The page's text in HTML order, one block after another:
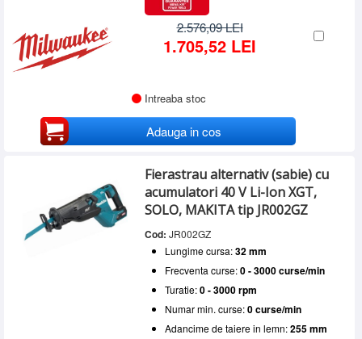
2.576,09 LEI
1.705,52 LEI
Intreaba stoc
Adauga in cos
Fierastrau alternativ (sabie) cu
acumulatori 40 V Li-Ion XGT,
SOLO, MAKITA tip JR002GZ
Cod: JR002GZ
Lungime cursa:32 mm
Frecventa curse:0 - 3000 curse/min
Turatie:0 - 3000 rpm
Numar min. curse:0 curse/min
Adancime de taiere in lemn:255 mm